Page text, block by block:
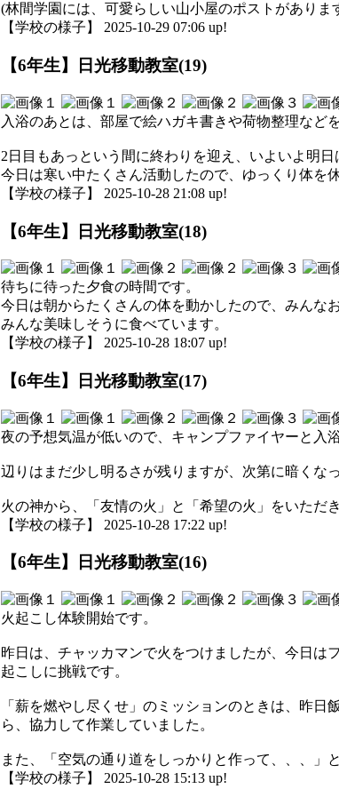
(林間学園には、可愛らしい山小屋のポストがあり
【学校の様子】 2025-10-29 07:06 up!
【6年生】日光移動教室(19)
入浴のあとは、部屋で絵ハガキ書きや荷物整理など
2日目もあっという間に終わりを迎え、いよいよ明日
今日は寒い中たくさん活動したので、ゆっくり体を
【学校の様子】 2025-10-28 21:08 up!
【6年生】日光移動教室(18)
待ちに待った夕食の時間です。
今日は朝からたくさんの体を動かしたので、みんな
みんな美味しそうに食べています。
【学校の様子】 2025-10-28 18:07 up!
【6年生】日光移動教室(17)
夜の予想気温が低いので、キャンプファイヤーと入
辺りはまだ少し明るさが残りますが、次第に暗くな
火の神から、「友情の火」と「希望の火」をいただ
【学校の様子】 2025-10-28 17:22 up!
【6年生】日光移動教室(16)
火起こし体験開始です。
昨日は、チャッカマンで火をつけましたが、今日は
起こしに挑戦です。
「薪を燃やし尽くせ」のミッションのときは、昨
ら、協力して作業していました。
また、「空気の通り道をしっかりと作って、、、
【学校の様子】 2025-10-28 15:13 up!